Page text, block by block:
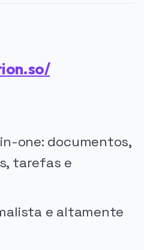
one: documentos,
tarefas e
e altamente